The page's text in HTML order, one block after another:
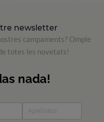
newsletter
campaments? Omple
totes les novetats!